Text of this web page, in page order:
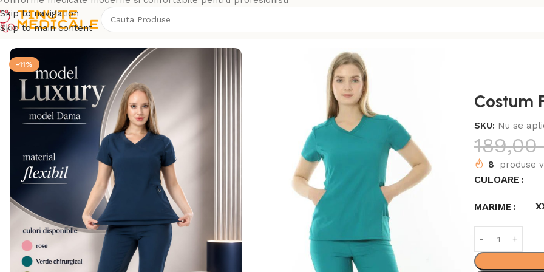
Skip to navigation
Skip to main content
Prima pagină Magazin Tinute Medicale Costum Flexibil – Luxury
-11%
Costum
SKU: Nu se
8 produse
CULOARE
MARIME